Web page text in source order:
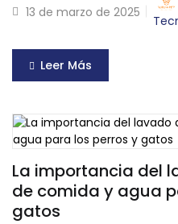
13 de marzo de 2025
Leer Más
La importancia del
de comida y agua
gatos